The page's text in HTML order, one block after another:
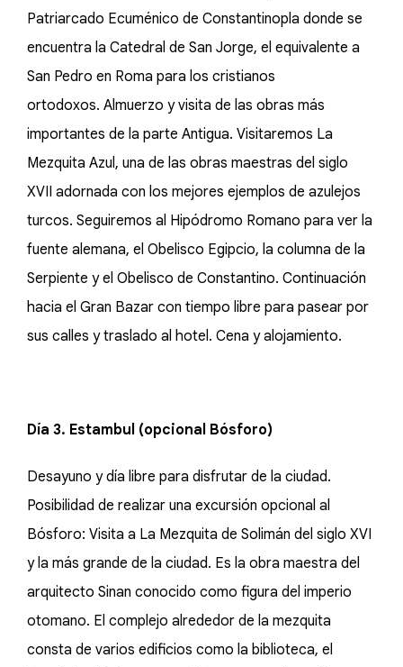
Patriarcado Ecuménico de Constantinopla donde se
encuentra la Catedral de San Jorge, el equivalente a
San Pedro en Roma para los cristianos
ortodoxos. Almuerzo y visita de las obras más
importantes de la parte Antigua. Visitaremos La
Mezquita Azul, una de las obras maestras del siglo
XVII adornada con los mejores ejemplos de azulejos
turcos. Seguiremos al Hipódromo Romano para ver la
fuente alemana, el Obelisco Egipcio, la columna de la
Serpiente y el Obelisco de Constantino. Continuación
hacia el Gran Bazar con tiempo libre para pasear por
sus calles y traslado al hotel. Cena y alojamiento.
Día 3. Estambul (opcional Bósforo)
Desayuno y día libre para disfrutar de la ciudad.
Posibilidad de realizar una excursión opcional al
Bósforo: Visita a La Mezquita de Solimán del siglo XVI
y la más grande de la ciudad. Es la obra maestra del
arquitecto Sinan conocido como figura del imperio
otomano. El complejo alrededor de la mezquita
consta de varios edificios como la biblioteca, el